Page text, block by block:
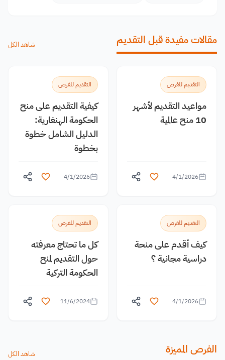
مقالات مفيدة قبل التقديم شاهد الكل
التقديم للفرص
مواعيد التقديم لأشهر
10 منح عالمية
4/1/2026
التقديم للفرص
كيفية التقديم على منح
الحكومة الهنغارية:
الدليل الشامل خطوة
بخطوة
4/1/2026
التقديم للفرص
كيف أقدم على منحة
دراسية مجانية ؟
4/1/2026
التقديم للفرص
كل ما تحتاج معرفته
حول التقديم لمنح
الحكومة التركية
11/6/2024
الفرص المميزة شاهد الكل